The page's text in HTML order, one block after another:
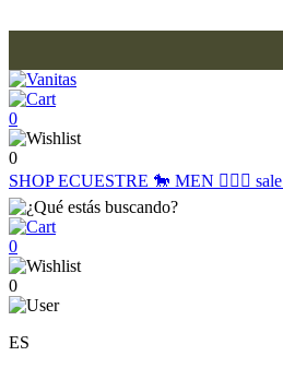
0
0
SHOPECUESTRE 🐎 MEN 🙋🏽‍♂️ sale
0
0
ES